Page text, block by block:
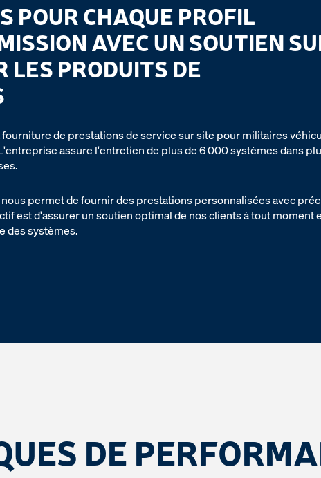
POUR CHAQUE PROFIL
AVEC UN SOUTIEN
LES PRODUITS DE
de prestations de service sur site pour militaires
assure l'entretien de plus de 6 000 systèmes dans
permet de fournir des prestations personnalisées avec
est d'assurer un soutien optimal de nos clients à tout moment
des systèmes.
DE